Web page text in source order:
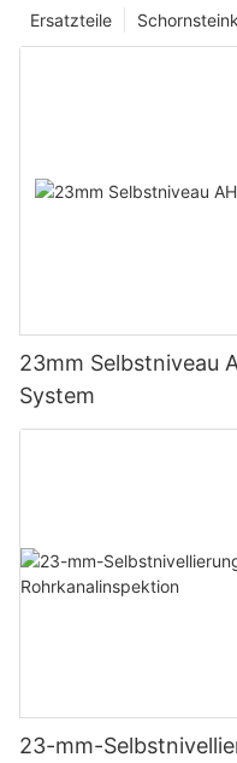
Ersatzteile
23mm Selbstniveau
System
23-mm-